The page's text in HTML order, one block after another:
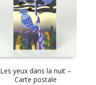
Les yeux dans la nuit –
Carte postale